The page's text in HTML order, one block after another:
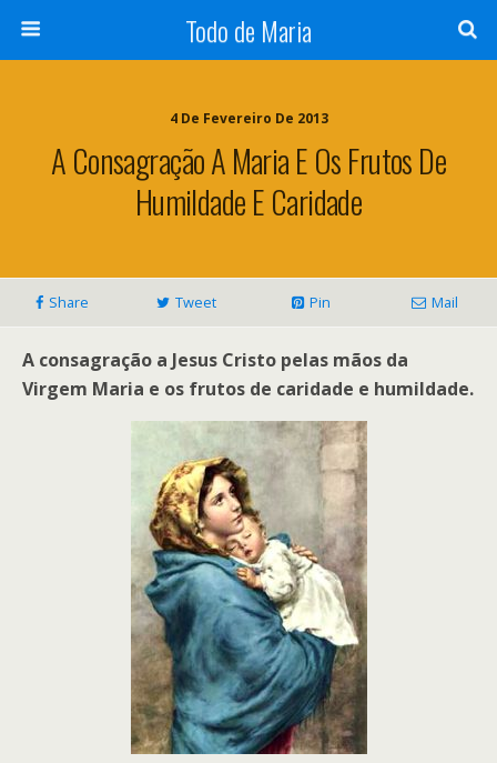
Todo de Maria
4 De Fevereiro De 2013
A Consagração A Maria E Os Frutos De
Humildade E Caridade
Share Tweet Pin Mail
A consagração a Jesus Cristo pelas mãos da
Virgem Maria e os frutos de caridade e humildade.